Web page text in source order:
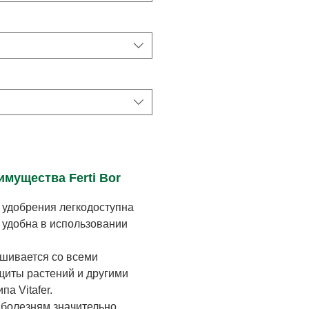
Ferti Bor
легкодоступна
в использовании
со всеми
растений и другими
Vitafer.
значительно